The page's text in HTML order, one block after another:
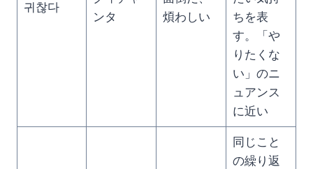
귀찮다
ンタ
煩わしい
ちを表
す。「や
りたくな
い」のニ
ュアンス
に近い
同じこと
の繰り返